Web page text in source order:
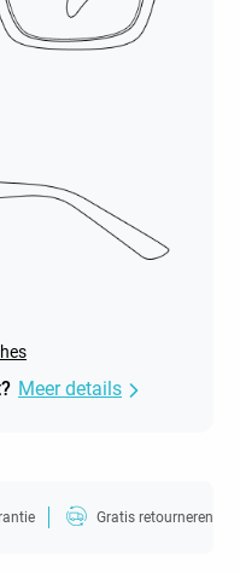
Meer details
Gratis retourneren